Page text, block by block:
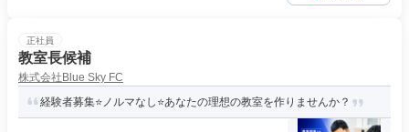
正社員
教室長候補
株式会社Blue Sky FC
経験者募集⭐ノルマなし⭐あなたの理想の教室を作りませんか？